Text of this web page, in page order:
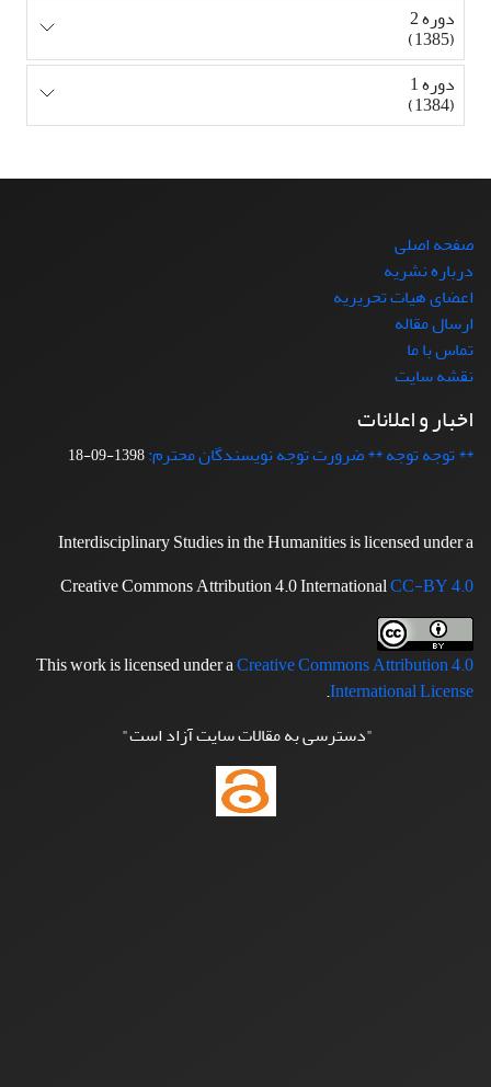
دوره 2
(1385)
دوره 1
(1384)
صفحه اصلی
درباره نشریه
اعضای هیات تحریریه
ارسال مقاله
تماس با ما
نقشه سایت
اخبار و اعلانات
** توجه توجه ** ضرورت توجه نویسندگان محترم:1398-09-18
Interdisciplinary Studies in the Humanities is licensed under a
Creative Commons Attribution 4.0 InternationalCC-BY 4.0
This work is licensed under aCreative Commons Attribution 4.0
International License
.
"دسترسی به مقالات سایت آزاد است"